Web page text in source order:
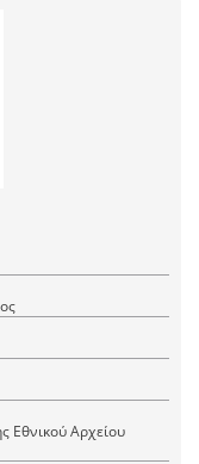
Εθνικού Αρχείου